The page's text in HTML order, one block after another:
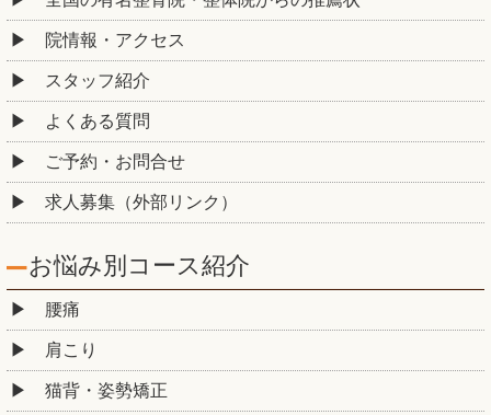
院情報・アクセス
スタッフ紹介
よくある質問
ご予約・お問合せ
求人募集（外部リンク）
お悩み別コース紹介
腰痛
肩こり
猫背・姿勢矯正